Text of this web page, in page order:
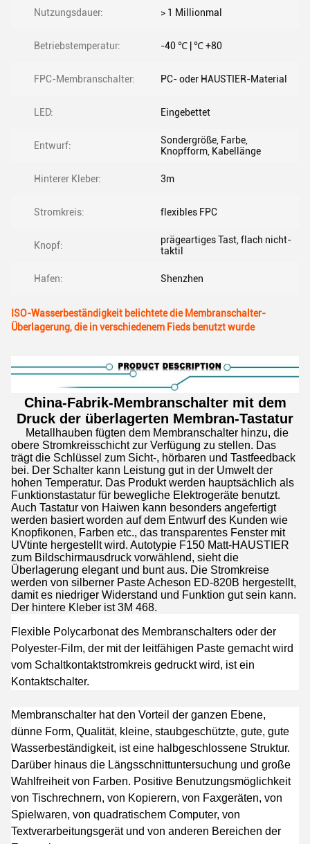
Nutzungsdauer: > 1 Millionmal
Betriebstemperatur: -40 ℃ | ℃ +80
FPC-Membranschalter: PC- oder HAUSTIER-Material
LED: Eingebettet
Entwurf:
Sondergröße, Farbe,
Knopfform, Kabellänge
Hinterer Kleber: 3m
Stromkreis: flexibles FPC
Knopf:
prägeartiges Tast, flach nicht-
taktil
Hafen: Shenzhen
ISO-Wasserbeständigkeit belichtete die Membranschalter-
Überlagerung, die in verschiedenem Fieds benutzt wurde
China-Fabrik-Membranschalter mit dem
Druck der überlagerten Membran-Tastatur
Metallhauben fügten dem Membranschalter hinzu, die
obere Stromkreisschicht zur Verfügung zu stellen. Das
trägt die Schlüssel zum Sicht-, hörbaren und Tastfeedback
bei. Der Schalter kann Leistung gut in der Umwelt der
hohen Temperatur. Das Produkt werden hauptsächlich als
Funktionstastatur für bewegliche Elektrogeräte benutzt.
Auch Tastatur von Haiwen kann besonders angefertigt
werden basiert worden auf dem Entwurf des Kunden wie
Knopfikonen, Farben etc., das transparentes Fenster mit
UVtinte hergestellt wird. Autotypie F150 Matt-HAUSTIER
zum Bildschirmausdruck vorwählend, sieht die
Überlagerung elegant und bunt aus. Die Stromkreise
werden von silberner Paste Acheson ED-820B hergestellt,
damit es niedriger Widerstand und Funktion gut sein kann.
Der hintere Kleber ist 3M 468.
Flexible Polycarbonat des Membranschalters oder der
Polyester-Film, der mit der leitfähigen Paste gemacht wird
vom Schaltkontaktstromkreis gedruckt wird, ist ein
Kontaktschalter.
Membranschalter hat den Vorteil der ganzen Ebene,
dünne Form, Qualität, kleine, staubgeschützte, gute, gute
Wasserbeständigkeit, ist eine halbgeschlossene Struktur.
Darüber hinaus die Längsschnittuntersuchung und große
Wahlfreiheit von Farben. Positive Benutzungsmöglichkeit
von Tischrechnern, von Kopierern, von Faxgeräten, von
Spielwaren, von quadratischem Computer, von
Textverarbeitungsgerät und von anderen Bereichen der